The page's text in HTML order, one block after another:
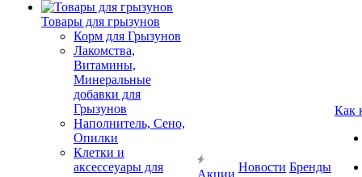
Товары для грызунов
Корм для Грызунов
Лакомства,
Витамины,
Минеральные
добавки для
Грызунов
Наполнитель, Сено,
Опилки
Клетки и
аксессеуары для
Акции
Новости Бренды
Как